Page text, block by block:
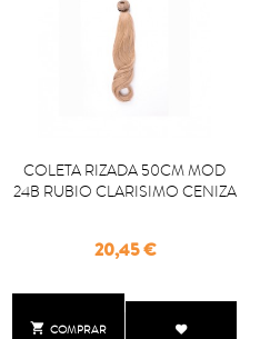
 COMPRAR
COLETA RIZADA 50CM MOD
24B RUBIO CLARISIMO CENIZA
Precio
20,45 €